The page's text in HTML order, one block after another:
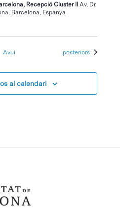
Recepció Cluster II Av. Dr.
Barcelona, Espanya
Avui Esdeveniments
posteriors
al calendari